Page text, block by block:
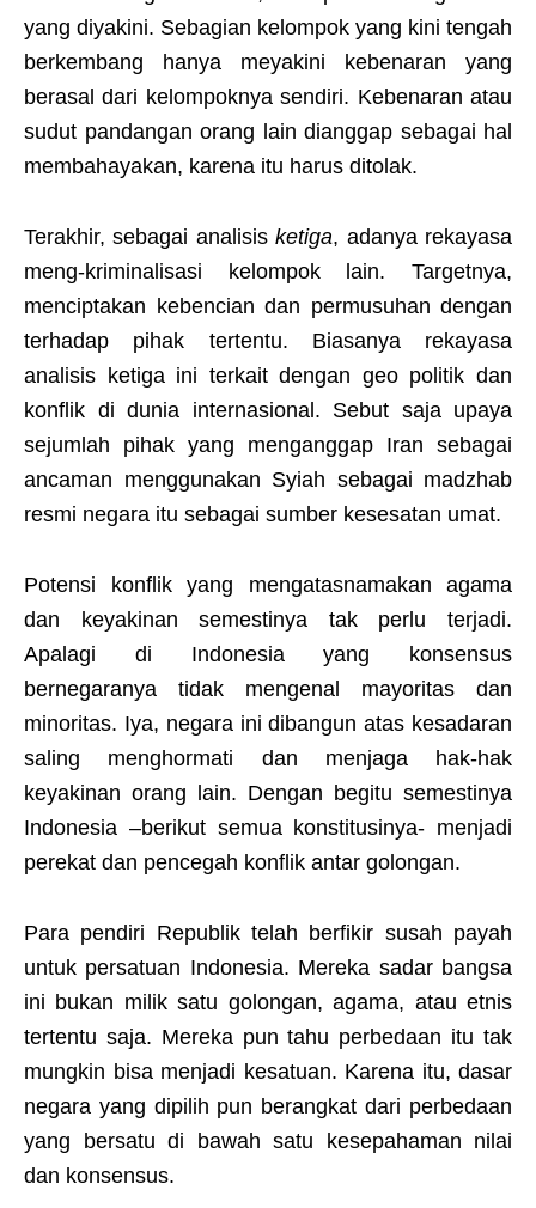
yang diyakini. Sebagian kelompok yang kini tengah
berkembang hanya meyakini kebenaran yang
berasal dari kelompoknya sendiri. Kebenaran atau
sudut pandangan orang lain dianggap sebagai hal
membahayakan, karena itu harus ditolak.
Terakhir, sebagai analisisketiga, adanya rekayasa
meng-kriminalisasi kelompok lain. Targetnya,
menciptakan kebencian dan permusuhan dengan
terhadap pihak tertentu. Biasanya rekayasa
analisis ketiga ini terkait dengan geo politik dan
konflik di dunia internasional. Sebut saja upaya
sejumlah pihak yang menganggap Iran sebagai
ancaman menggunakan Syiah sebagai madzhab
resmi negara itu sebagai sumber kesesatan umat.
Potensi konflik yang mengatasnamakan agama
dan keyakinan semestinya tak perlu terjadi.
Apalagi di Indonesia yang konsensus
bernegaranya tidak mengenal mayoritas dan
minoritas. Iya, negara ini dibangun atas kesadaran
saling menghormati dan menjaga hak-hak
keyakinan orang lain. Dengan begitu semestinya
Indonesia –berikut semua konstitusinya- menjadi
perekat dan pencegah konflik antar golongan.
Para pendiri Republik telah berfikir susah payah
untuk persatuan Indonesia. Mereka sadar bangsa
ini bukan milik satu golongan, agama, atau etnis
tertentu saja. Mereka pun tahu perbedaan itu tak
mungkin bisa menjadi kesatuan. Karena itu, dasar
negara yang dipilih pun berangkat dari perbedaan
yang bersatu di bawah satu kesepahaman nilai
dan konsensus.